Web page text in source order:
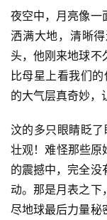
夜空中，月亮像一
洒满大地，清晰
头，他刚来地球不
比母星上看我们
的大气层真奇妙，
汶的多只眼睛眨
壮观！难怪那些
的震撼中，完全没
动。那是月表之下
尽地球最后力量秘